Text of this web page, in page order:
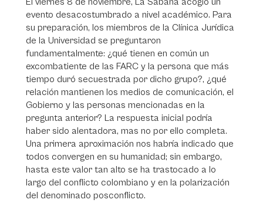
evento desacostumbrado a nivel académico. Para
su preparación, los miembros de la Clínica Jurídica
de la Universidad se preguntaron
fundamentalmente: ¿qué tienen en común un
excombatiente de las FARC y la persona que más
tiempo duró secuestrada por dicho grupo?, ¿qué
relación mantienen los medios de comunicación, el
Gobierno y las personas mencionadas en la
pregunta anterior? La respuesta inicial podría
haber sido alentadora, mas no por ello completa.
Una primera aproximación nos habría indicado que
todos convergen en su humanidad; sin embargo,
hasta este valor tan alto se ha trastocado a lo
largo del conflicto colombiano y en la polarización
del denominado posconflicto.